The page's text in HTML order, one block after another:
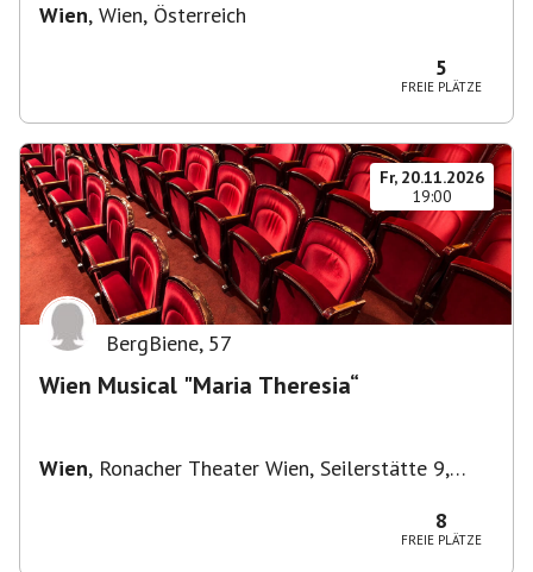
Wien, Wien, Österreich
5
FREIE PLÄTZE
Fr, 20.11.2026
19:00
BergBiene, 57
Wien Musical "Maria Theresia“
Wien, Ronacher Theater Wien, Seilerstätte 9,
8
FREIE PLÄTZE